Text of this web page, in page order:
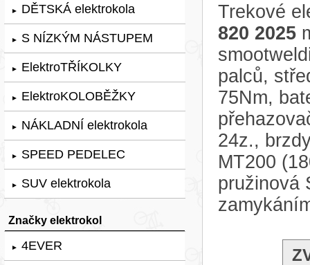
► DĚTSKÁ elektrokola
► S NÍZKÝM NÁSTUPEM
► ElektroTŘÍKOLKY
► ElektroKOLOBĚŽKY
► NÁKLADNÍ elektrokola
► SPEED PEDELEC
► SUV elektrokola
Značky elektrokol
► 4EVER
Trekové
820 2025
palců,
75Nm,
24z.,
MT200
pružinová